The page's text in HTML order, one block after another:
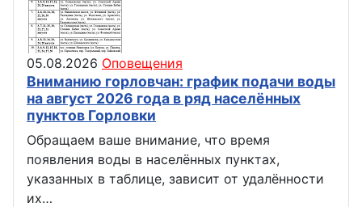
05.08.2026 Оповещения
Вниманию горловчан: график подачи воды
на август 2026 года в ряд населённых
пунктов Горловки
Обращаем ваше внимание, что время
появления воды в населённых пунктах,
указанных в таблице, зависит от удалённости
их…